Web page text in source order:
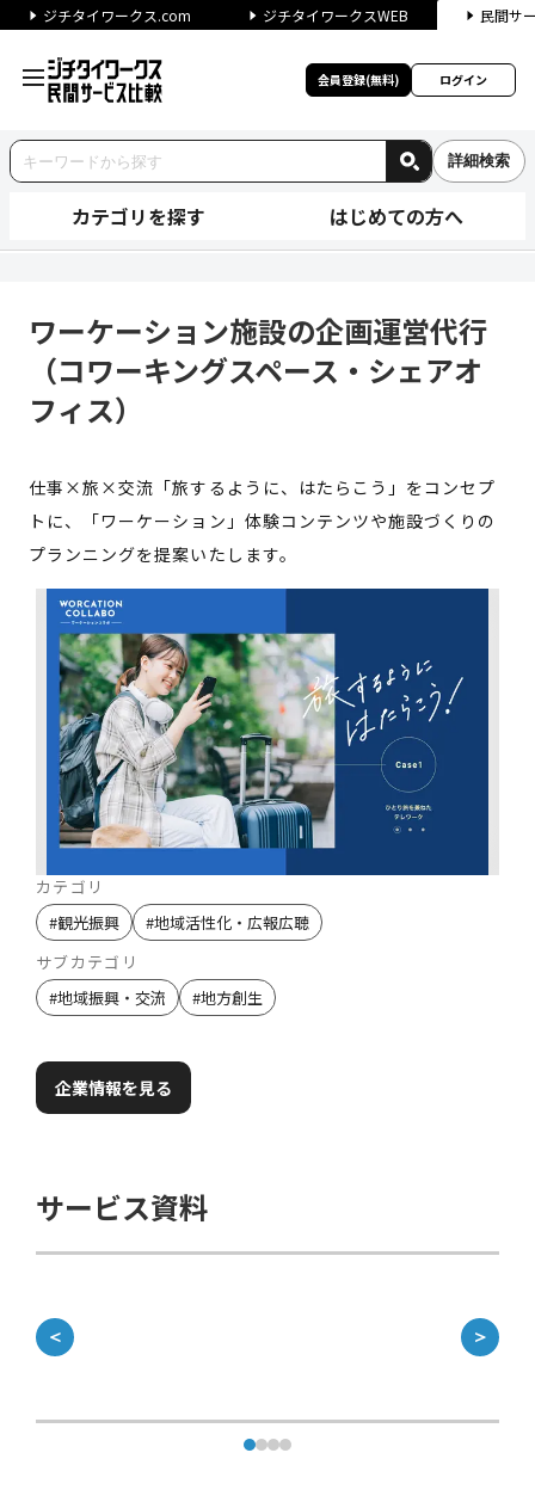
ジチタイワークス.com ジチタイワークスWEB 民間サ
会員登録(無料) ログイン
詳細検索
カテゴリを探す はじめての方へ
ワーケーション施設の企画運営代行
（コワーキングスペース・シェアオ
フィス）
仕事×旅×交流「旅するように、はたらこう」をコンセプ
トに、「ワーケーション」体験コンテンツや施設づくりの
プランニングを提案いたします。
カテゴリ
#観光振興 #地域活性化・広報広聴
サブカテゴリ
#地域振興・交流 #地方創生
企業情報を見る
サービス資料
＜ ＞